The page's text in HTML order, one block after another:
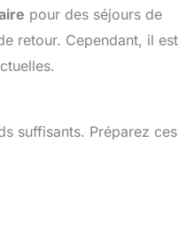
pour des séjours de
retour. Cependant, il est
suffisants. Préparez ces